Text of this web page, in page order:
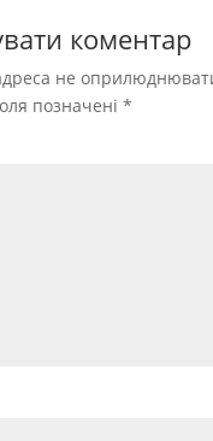
коментар
не
позначені *